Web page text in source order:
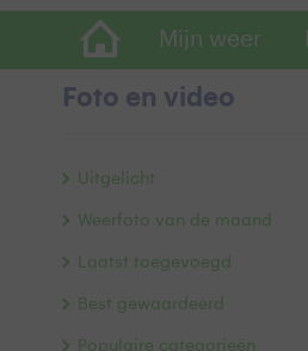
Mijn weer
Foto en video
Uitgelicht
Weerfoto van de maand
Laatst toegevoegd
Best gewaardeerd
Populaire categorieën